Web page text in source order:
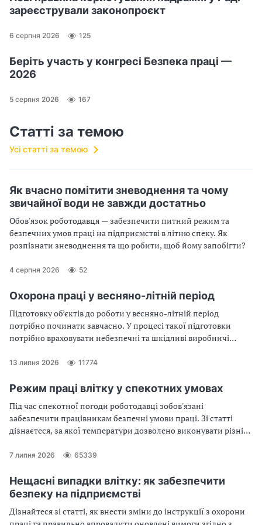
зареєстрували законопроєкт
6 серпня 2026 125
Беріть участь у конгресі Безпека праці —
2026
5 серпня 2026 167
Статті за темою
Усі статті за темою
Як вчасно помітити зневоднення та чому
звичайної води не завжди достатньо
Обов'язок роботодавця — забезпечити питний режим та
безпечних умов праці на підприємстві в літню спеку. Як
розпізнати зневоднення та що робити, щоб йому запобігти?
4 серпня 2026 52
Охорона праці у весняно-літній період
Підготовку об’єктів до роботи у весняно-літній період
потрібно починати завчасно. У процесі такої підготовки
потрібно враховувати небезпечні та шкідливі виробничі
документи. У статті ви знайдете рекомендації та готові
літній період
13 липня 2026 11774
Режим праці влітку у спекотних умовах
Під час спекотної погоди роботодавці зобов'язані
забезпечити працівникам безпечні умови праці. Зі статті
дізнаєтеся, за якої температури дозволено виконувати різні
знайдете зразки супровідних документів
7 липня 2026 65339
Нещасні випадки влітку: як забезпечити
безпеку на підприємстві
Дізнайтеся зі статті, як внести зміни до інструкції з охорони